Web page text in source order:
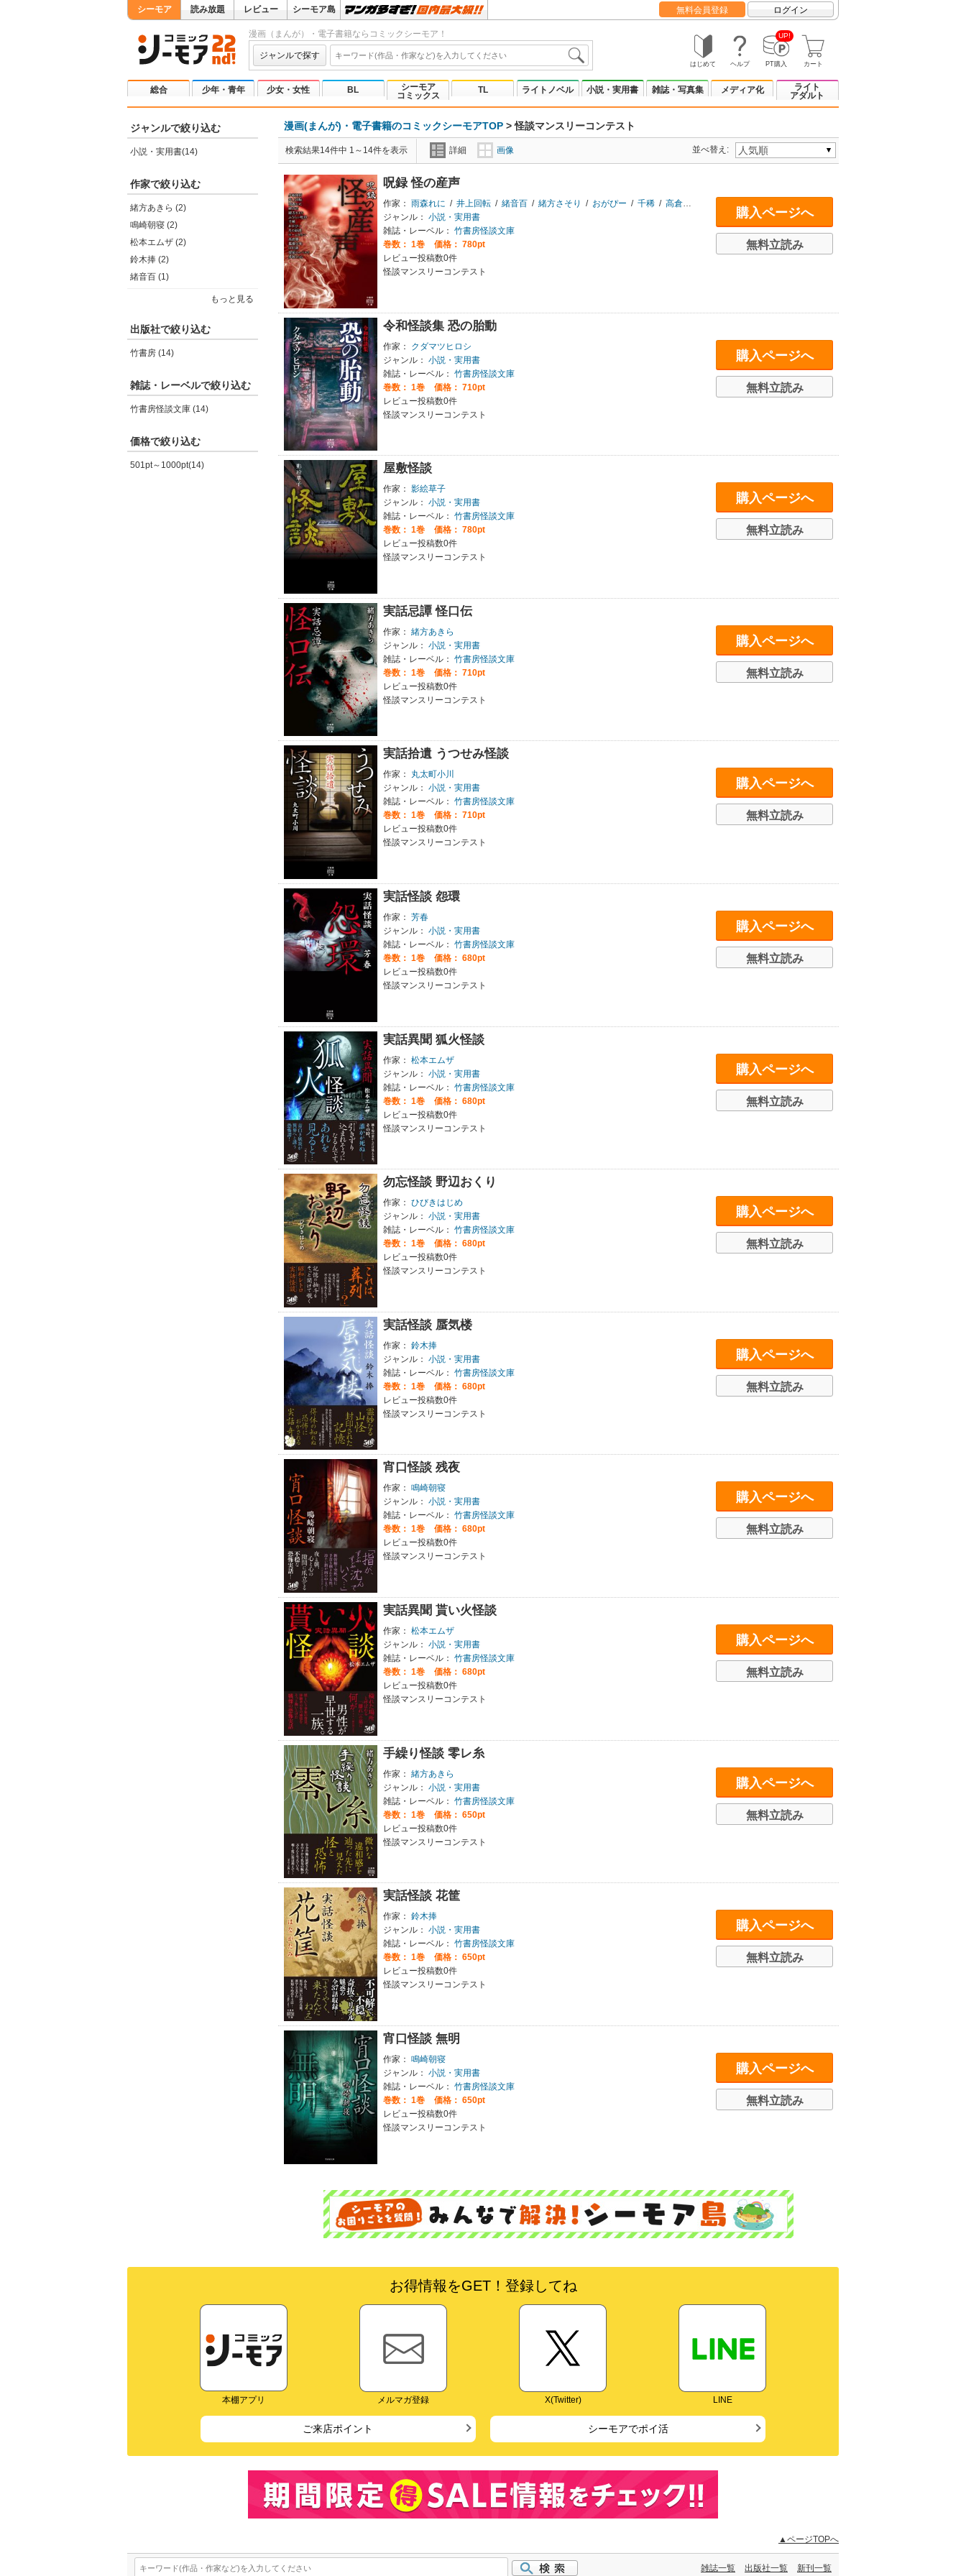
シーモア 読み放題 レビュー シーモア島 無料会員登録 ログイン
漫画（まんが）・電子書籍ならコミックシーモア！
ジャンルで探す
はじめて ヘルプ
UP!
PT購入 カート
総合 少年・青年 少女・女性 BL
シーモア
コミックス
TL ライトノベル 小説・実用書 雑誌・写真集 メディア化
ライト
アダルト
ジャンルで絞り込む
小説・実用書(14)
作家で絞り込む
緒方あきら (2)
鳴崎朝寝 (2)
松本エムザ (2)
鈴木捧 (2)
緒音百 (1)
もっと見る
出版社で絞り込む
竹書房 (14)
雑誌・レーベルで絞り込む
竹書房怪談文庫 (14)
価格で絞り込む
501pt～1000pt(14)
漫画(まんが)・電子書籍のコミックシーモアTOP >怪談マンスリーコンテスト
検索結果14件中 1～14件を表示 詳細 画像 並べ替え:
呪録 怪の産声
作家： 雨森れに / 井上回転 / 緒音百 / 緒方さそり / おがぴー / 千稀 / 高倉樹 多故くらら
ジャンル： 小説・実用書
雑誌・レーベル： 竹書房怪談文庫
巻数： 1巻
価格： 780pt
レビュー投稿数0件
怪談マンスリーコンテスト
購入ページへ
無料立読み
令和怪談集 恐の胎動
作家：
クダマツヒロシ
ジャンル： 小説・実用書
雑誌・レーベル： 竹書房怪談文庫
巻数： 1巻
価格： 710pt
レビュー投稿数0件
怪談マンスリーコンテスト
購入ページへ
無料立読み
屋敷怪談
作家： 影絵草子
ジャンル： 小説・実用書
雑誌・レーベル： 竹書房怪談文庫
巻数： 1巻
価格： 780pt
レビュー投稿数0件
怪談マンスリーコンテスト
購入ページへ
無料立読み
実話忌譚 怪口伝
作家： 緒方あきら
ジャンル： 小説・実用書
雑誌・レーベル： 竹書房怪談文庫
巻数： 1巻
価格： 710pt
レビュー投稿数0件
怪談マンスリーコンテスト
購入ページへ
無料立読み
実話拾遺 うつせみ怪談
作家：
丸太町小川
ジャンル： 小説・実用書
雑誌・レーベル： 竹書房怪談文庫
巻数： 1巻
価格： 710pt
レビュー投稿数0件
怪談マンスリーコンテスト
購入ページへ
無料立読み
実話怪談 怨環
作家： 芳春
ジャンル： 小説・実用書
雑誌・レーベル： 竹書房怪談文庫
巻数： 1巻
価格： 680pt
レビュー投稿数0件
怪談マンスリーコンテスト
購入ページへ
無料立読み
実話異聞 狐火怪談
作家： 松本エムザ
ジャンル： 小説・実用書
雑誌・レーベル： 竹書房怪談文庫
巻数： 1巻
価格： 680pt
レビュー投稿数0件
怪談マンスリーコンテスト
購入ページへ
無料立読み
勿忘怪談 野辺おくり
作家： ひびきはじめ
ジャンル： 小説・実用書
雑誌・レーベル： 竹書房怪談文庫
巻数： 1巻
価格： 680pt
レビュー投稿数0件
怪談マンスリーコンテスト
購入ページへ
無料立読み
実話怪談 蜃気楼
作家： 鈴木捧
ジャンル： 小説・実用書
雑誌・レーベル： 竹書房怪談文庫
巻数： 1巻
価格： 680pt
レビュー投稿数0件
怪談マンスリーコンテスト
購入ページへ
無料立読み
宵口怪談 残夜
作家： 鳴崎朝寝
ジャンル： 小説・実用書
雑誌・レーベル： 竹書房怪談文庫
巻数： 1巻
価格： 680pt
レビュー投稿数0件
怪談マンスリーコンテスト
購入ページへ
無料立読み
実話異聞 貰い火怪談
作家： 松本エムザ
ジャンル： 小説・実用書
雑誌・レーベル： 竹書房怪談文庫
巻数： 1巻
価格： 680pt
レビュー投稿数0件
怪談マンスリーコンテスト
購入ページへ
無料立読み
手繰り怪談 零レ糸
作家： 緒方あきら
ジャンル： 小説・実用書
雑誌・レーベル： 竹書房怪談文庫
巻数： 1巻
価格： 650pt
レビュー投稿数0件
怪談マンスリーコンテスト
購入ページへ
無料立読み
実話怪談 花筐
作家： 鈴木捧
ジャンル： 小説・実用書
雑誌・レーベル： 竹書房怪談文庫
巻数： 1巻
価格： 650pt
レビュー投稿数0件
怪談マンスリーコンテスト
購入ページへ
無料立読み
宵口怪談 無明
作家： 鳴崎朝寝
ジャンル： 小説・実用書
雑誌・レーベル： 竹書房怪談文庫
巻数： 1巻
価格： 650pt
レビュー投稿数0件
怪談マンスリーコンテスト
購入ページへ
無料立読み
お得情報をGET！登録してね
本棚アプリ メルマガ登録 X(Twitter) LINE
ご来店ポイント シーモアでポイ活
▲ページTOPへ
雑誌一覧 出版社一覧 新刊一覧